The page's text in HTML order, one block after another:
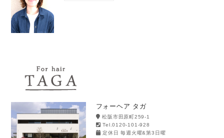
フォーヘア タガ
松阪市田原町259-1
Tel.0120-101-928
定休日 毎週火曜&第3日曜